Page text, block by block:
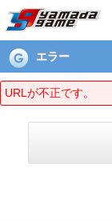
エラーページ
エラー
URLが不正です。